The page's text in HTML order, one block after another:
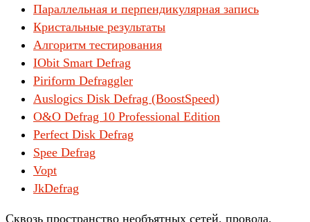
Параллельная и перпендикулярная запись
Кристальные результаты
Алгоритм тестирования
IObit Smart Defrag
Piriform Defraggler
Auslogics Disk Defrag (BoostSpeed)
O&O Defrag 10 Professional Edition
Perfect Disk Defrag
Spee Defrag
Vopt
JkDefrag
Сквозь пространство необъятных сетей, провода,